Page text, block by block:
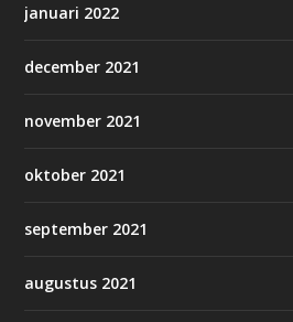
januari 2022
december 2021
november 2021
oktober 2021
september 2021
augustus 2021